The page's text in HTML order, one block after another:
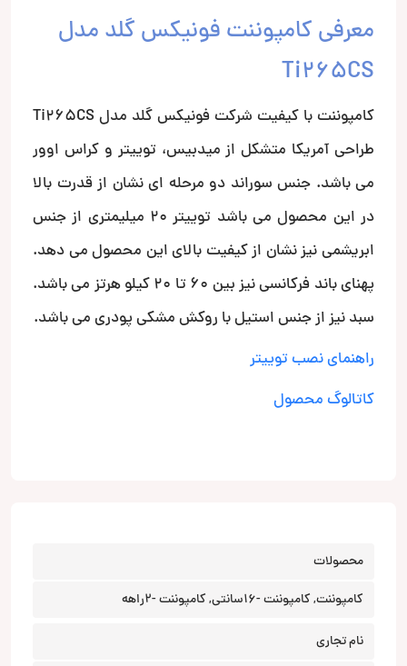
معرفی کامپوننت فونیکس گلد مدل
Ti265CS
کامپوننت با کیفیت شرکت فونیکس گلد مدل Ti265CS
طراحی آمریکا متشکل از میدبیس، توییتر و کراس اوور
می باشد. جنس سوراند دو مرحله ای نشان از قدرت بالا
در این محصول می باشد توییتر 20 میلیمتری از جنس
ابریشمی نیز نشان از کیفیت بالای این محصول می دهد.
پهنای باند فرکانسی نیز بین 60 تا 20 کیلو هرتز می باشد.
سبد نیز از جنس استیل با روکش مشکی پودری می باشد.
راهنمای نصب توییتر
کاتالوگ محصول
محصولات
کامپوننت, کامپوننت -16سانتی, کامپوننت -2راهه
نام تجاری